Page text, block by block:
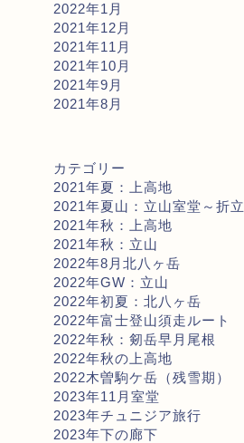
2022年1月
2021年12月
2021年11月
2021年10月
2021年9月
2021年8月
カテゴリー
2021年夏：上高地
2021年夏山：立山室堂～折立
2021年秋：上高地
2021年秋：立山
2022年8月北八ヶ岳
2022年GW：立山
2022年初夏：北八ヶ岳
2022年富士登山須走ルート
2022年秋：剱岳早月尾根
2022年秋の上高地
2022木曽駒ケ岳（残雪期）
2023年11月室堂
2023年チュニジア旅行
2023年下の廊下